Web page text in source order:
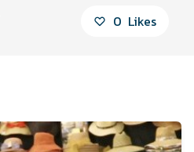
0 Likes